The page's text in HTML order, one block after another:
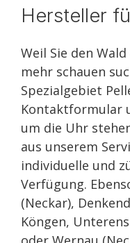
Hersteller
Weil Sie den
mehr schauen
Spezialgebiet
Kontaktformular
um die Uhr
aus unserem
individuelle und
Verfügung.
(Neckar),
Köngen,